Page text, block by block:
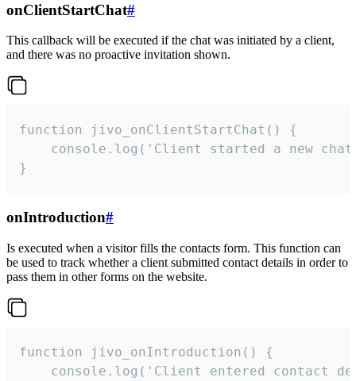
onClientStartChat#
This callback will be executed if the chat was initiated by a client,
and there was no proactive invitation shown.
function jivo_onClientStartChat() {
console.log('Client started a new
}
onIntroduction#
Is executed when a visitor fills the contacts form. This function can
be used to track whether a client submitted contact details in order to
pass them in other forms on the website.
function jivo_onIntroduction() {
console.log('Client entered contact